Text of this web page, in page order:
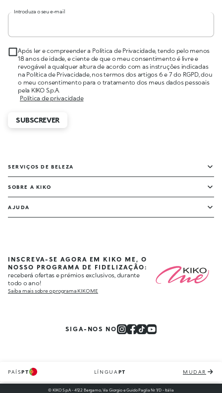
Introduza o seu e-mail
Após ler e compreender a Política de Privacidade, tendo pelo menos
18 anos de idade, e ciente de que o meu consentimento é livre e
revogável a qualquer altura de acordo com as instruções indicadas
na Política de Privacidade, nos termos dos artigos 6 e 7 do RGPD, dou
o meu consentimento para o tratamento dos meus dados pessoais
pela KIKO S.p.A.
Política de privacidade
SUBSCREVER
SERVIÇOS DE BELEZA
SOBRE A KIKO
AJUDA
INSCREVA-SE AGORA EM KIKO ME, O
NOSSO PROGRAMA DE FIDELIZAÇÃO:
receberá ofertas e prémios exclusivos, durante
todo o ano!
Saiba mais sobre o programa KIKO ME
SIGA-NOS NO
PAÍSPT LÍNGUA PT MUDAR
© KIKO S.p.A. - 4122 Bergamo, Via Giorgio e Guido Paglia Nr. 1/D - Itália